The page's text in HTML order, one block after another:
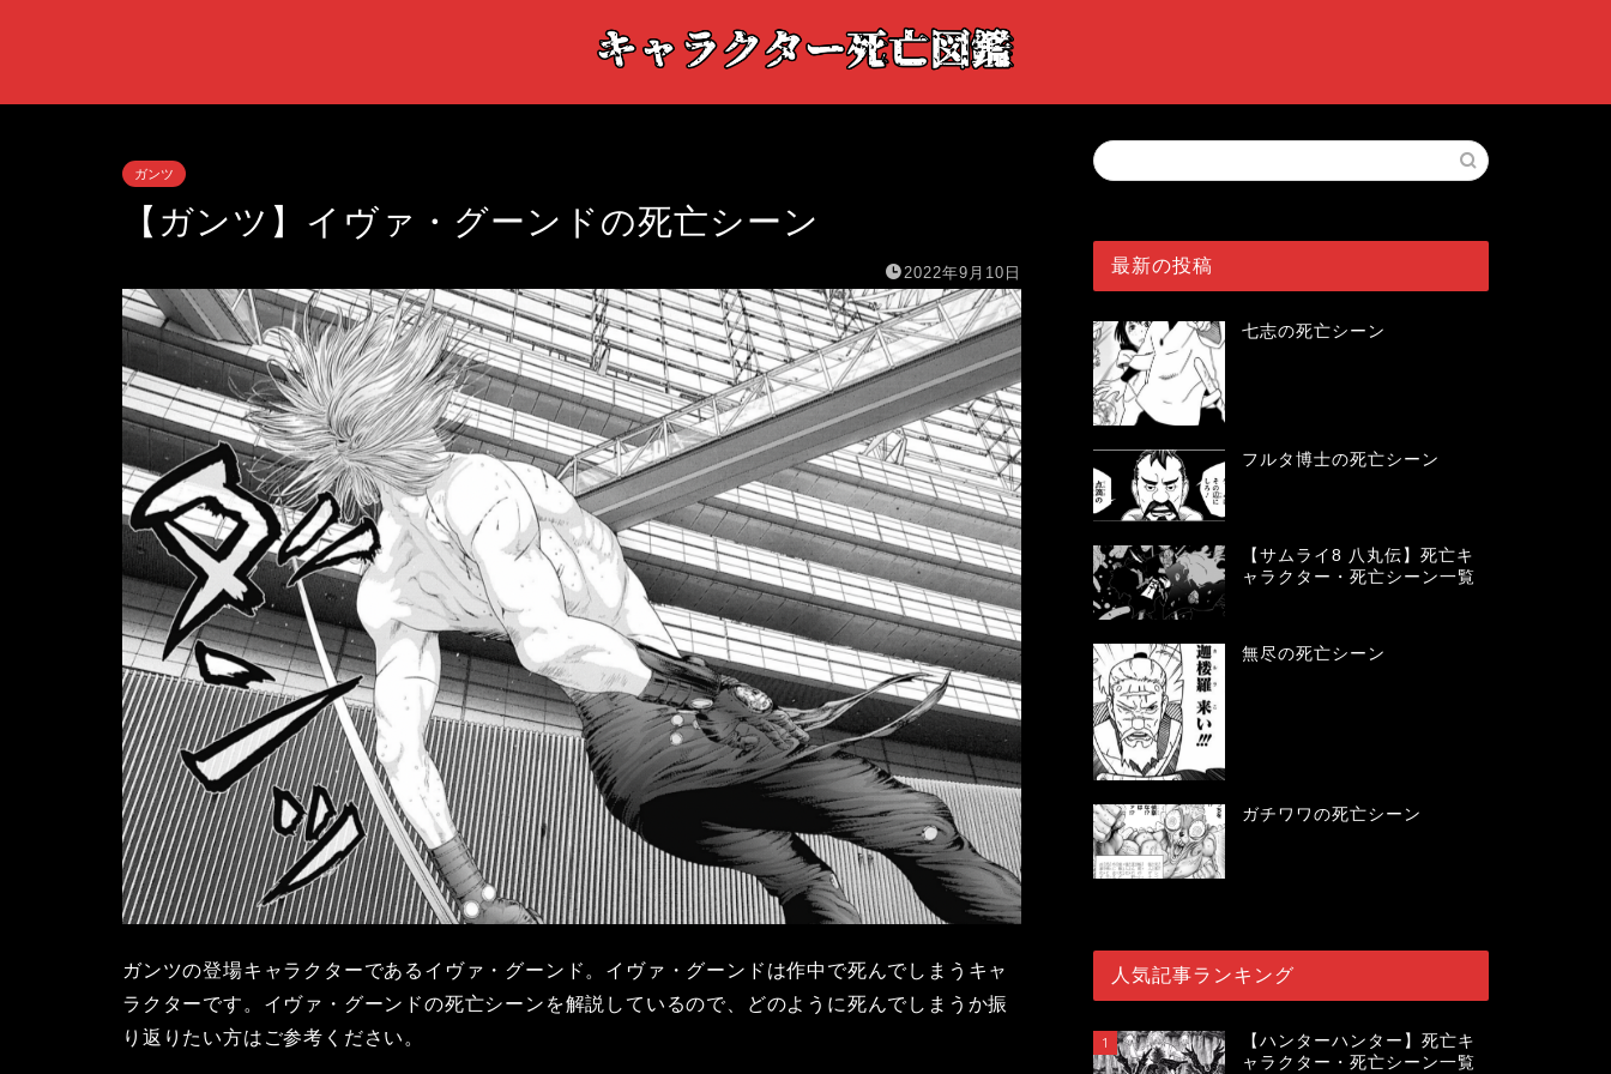
ガンツ
【ガンツ】イヴァ・グーンドの死亡シーン
2022年9月10日
ガンツの登場キャラクターであるイヴァ・グーンド。イヴァ・グーンドは作中で死んでしまうキャ
ラクターです。イヴァ・グーンドの死亡シーンを解説しているので、どのように死んでしまうか振
り返りたい方はご参考ください。
最新の投稿
七志の死亡シーン
フルタ博士の死亡シーン
【サムライ8 八丸伝】死亡キ
ャラクター・死亡シーン一覧
無尽の死亡シーン
ガチワワの死亡シーン
人気記事ランキング
1
【ハンターハンター】死亡キ
ャラクター・死亡シーン一覧